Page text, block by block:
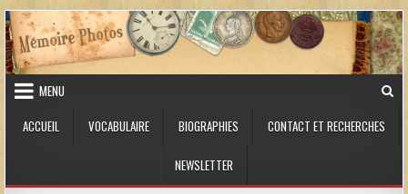
Skip to content
MENU
ACCUEIL
VOCABULAIRE BIOGRAPHIES CONTACT ET RECHERCHES
NEWSLETTER